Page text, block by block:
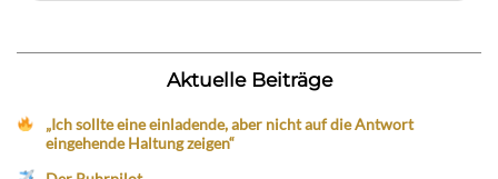
Aktuelle Beiträge
„Ich sollte eine einladende, aber nicht auf die Antwort
eingehende Haltung zeigen“